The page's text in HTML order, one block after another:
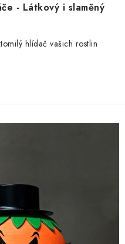
- Látkový i slaměný
hlídač vašich rostlin